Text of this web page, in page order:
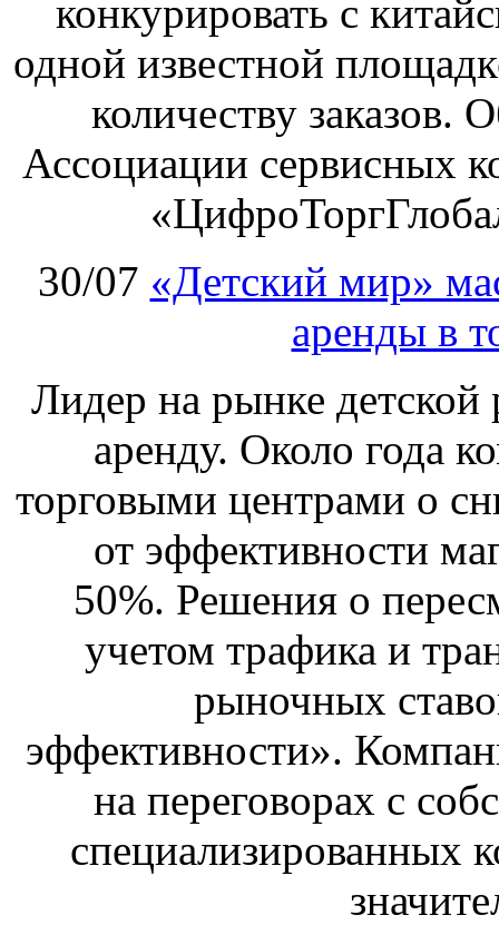
конкурировать с
одной известной
количеству заказов.
Ассоциации сервисных
30/07 «Детский мир»
аренды в
Лидер на рынке детской
аренду. Около года
торговыми центрами о
от эффективности
50%. Решения о
учетом трафика и
рыночных
эффективности».
на переговорах с
специализированных